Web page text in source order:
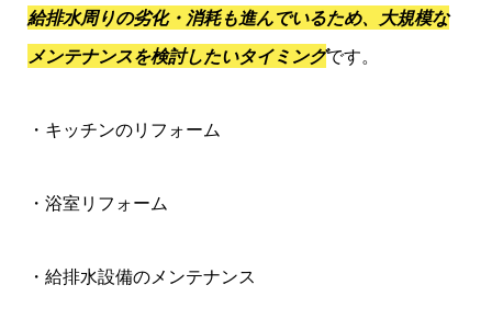
給排水周りの劣化・消耗も進んでいるため、大規模な
メンテナンスを検討したいタイミングです。
・キッチンのリフォーム
・浴室リフォーム
・給排水設備のメンテナンス